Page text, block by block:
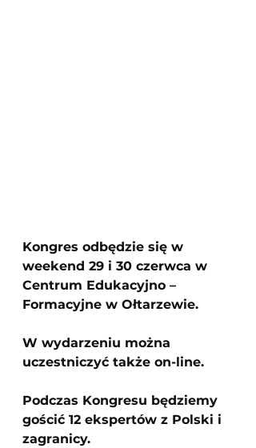
Kongres odbędzie się w
weekend 29 i 30 czerwca w
Centrum Edukacyjno –
Formacyjne w Ołtarzewie.
W wydarzeniu można
uczestniczyć także on-line.
Podczas Kongresu będziemy
gościć 12 ekspertów z Polski i
zagranicy.